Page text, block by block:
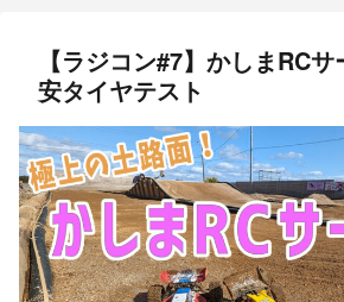
【ラジコン#7】かしまRC
安タイヤテスト